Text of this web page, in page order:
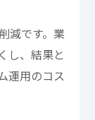
減です。業
し、結果と
運用のコス